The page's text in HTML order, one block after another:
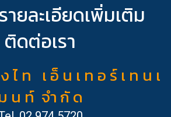
ยละเอียดเพิ่มเติม
ติดต่อเรา
ไ ท เ อ็ น เ ท อ ร์ เ ท น เ
น ท์ จำ กั ด